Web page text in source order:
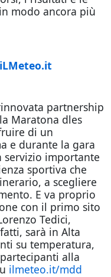
modo ancora più
iLMeteo.it
partnership
Maratona dles
di un
e durante la gara
importante
sportiva che
a scegliere
E va proprio
con il primo sito
Tedici,
sarà in Alta
su temperatura,
alla
ilmeteo.it/mdd